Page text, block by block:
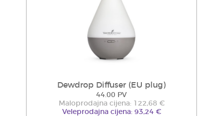
Dewdrop Diffuser (EU plug)
44.00 PV
Maloprodajna cijena: 122,68 €
Veleprodajna cijena: 93,24 €